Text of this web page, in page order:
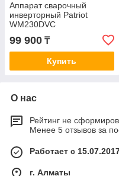
Аппарат сварочный
инверторный Patriot
WM230DVC
99 900 ₸
Купить
О нас
Рейтинг не
Менее 5 отзывов за
Работает с
г. Алматы